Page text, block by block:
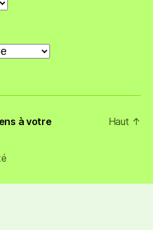
à votre
Haut ↑